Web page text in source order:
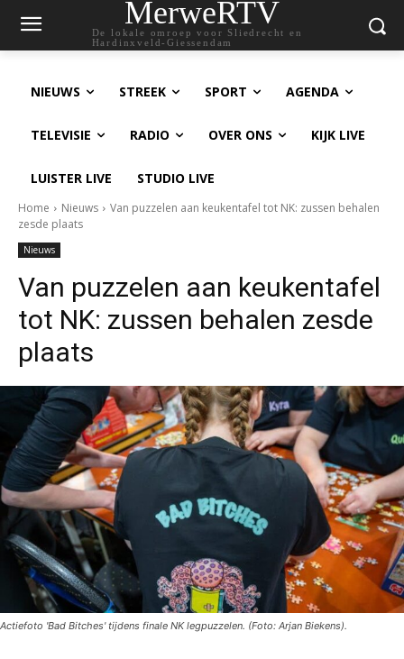
MerweRTV
De lokale omroep voor Sliedrecht en
Hardinxveld-Giessendam
NIEUWS STREEK SPORT AGENDA
TELEVISIE RADIO OVER ONS KIJK LIVE
LUISTER LIVE STUDIO LIVE
Home Nieuws
Van puzzelen aan keukentafel tot NK: zussen behalen
zesde plaats
Nieuws
Van puzzelen aan keukentafel
tot NK: zussen behalen zesde
plaats
Actiefoto 'Bad Bitches' tijdens finale NK legpuzzelen. (Foto: Arjan Biekens).